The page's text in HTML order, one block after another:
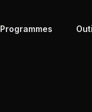
Programmes